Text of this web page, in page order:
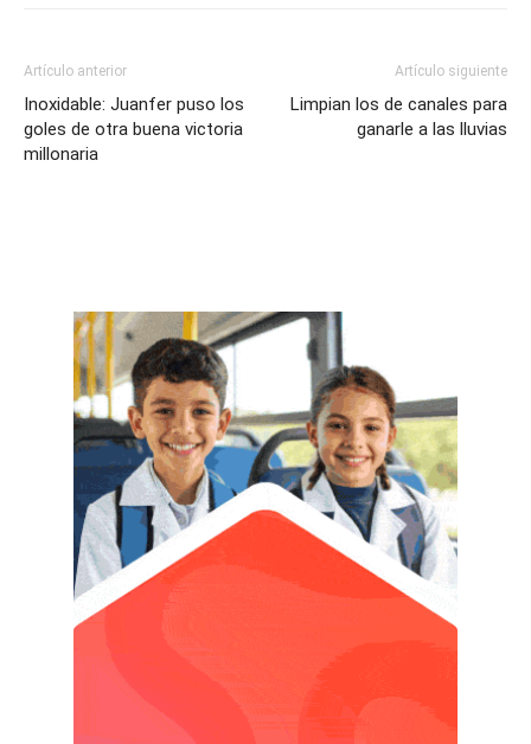
Artículo anterior
Inoxidable: Juanfer puso los
goles de otra buena victoria
millonaria
Artículo siguiente
Limpian los de canales para
ganarle a las lluvias